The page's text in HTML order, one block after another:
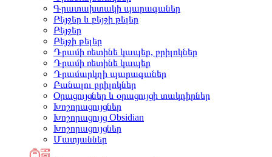
Գրատախտակի պարագաներ
Բեյջեր և բեյջի թելեր
Բեյջեր
Բեյջի թելեր
Դրամի ռետինե կապեր, բրիլոկներ
Դրամի ռետինե կապեր
Դրամարկղի պարագաներ
Բանալու բրիլոկներ
Օրացույցներ և օրացույցի տակդիրներ
Խոշորացույցներ
Խոշորացույց Obsidian
Խոշորացույցներ
Մատյաններ